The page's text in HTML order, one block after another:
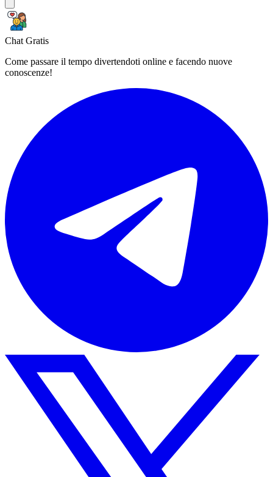
Chat Gratis
Come passare il tempo divertendoti online e facendo nuove
conoscenze!